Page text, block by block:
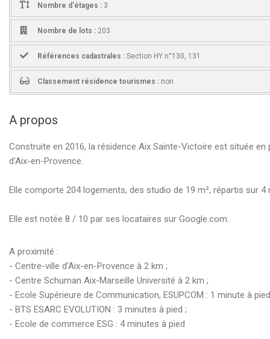
Nombre d'étages : 3
Nombre de lots : 203
Références cadastrales : Section HY n°130, 131
Classement résidence tourismes : non
A propos
Construite en 2016, la résidence Aix Sainte-Victoire est située en
d'Aix-en-Provence.
Elle comporte 204 logements, des studio de 19 m², répartis sur 4
Elle est notée 8 / 10 par ses locataires sur Google.com.
A proximité :
- Centre-ville d'Aix-en-Provence à 2 km ;
- Centre Schuman Aix-Marseille Université à 2 km ;
- Ecole Supérieure de Communication, ESUPCOM : 1 minute à
- BTS ESARC EVOLUTION : 3 minutes à pied ;
- Ecole de commerce ESG : 4 minutes à pied